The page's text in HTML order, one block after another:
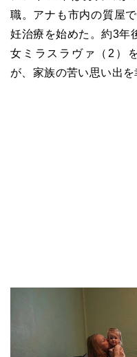
職。アナも市内の質屋
妊治療を始めた。約3年
女ミラスラヴァ（2）
が、家族の苦い思い出を